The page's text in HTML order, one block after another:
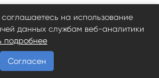
на использование
данных службам веб-аналитики
подробнее
Согласен